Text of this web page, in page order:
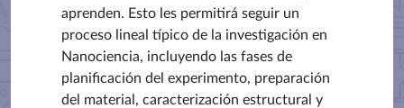
aprenden. Esto les permitirá seguir un
proceso lineal típico de la investigación en
Nanociencia, incluyendo las fases de
planificación del experimento, preparación
del material, caracterización estructural y